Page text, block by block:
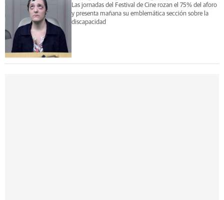
Las jornadas del Festival de Cine rozan el 75% del aforo
y presenta mañana su emblemática sección sobre la
discapacidad